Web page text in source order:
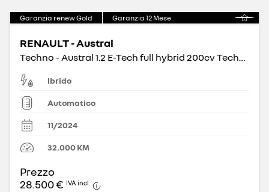
Garanzia renew Gold Garanzia 12Mese
RENAULT - Austral
Techno - Austral 1.2 E-Tech full hybrid 200cv Techno Auto
Ibrido
Automatico
11/2024
32.000KM
Prezzo
28.500 € IVA incl.